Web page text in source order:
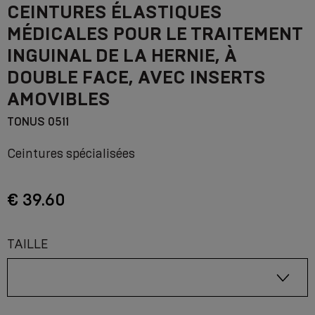
CEINTURES ÉLASTIQUES
MÉDICALES POUR LE TRAITEMENT
INGUINAL DE LA HERNIE, À
DOUBLE FACE, AVEC INSERTS
AMOVIBLES
TONUS 0511
Ceintures spécialisées
€ 39.60
TAILLE